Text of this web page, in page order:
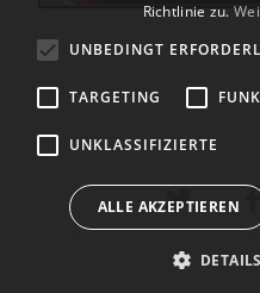
Richtlinie zu.
UNBEDINGT
TARGETING
UNKLASSIFIZIERTE
ALLE AKZEPTIEREN